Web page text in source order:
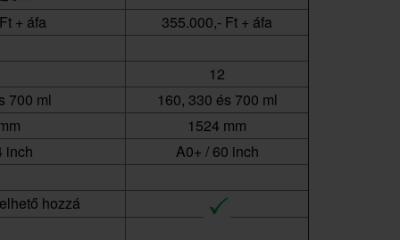
+ áfa 355.000,- Ft + áfa
12
700 ml
160, 330 és 700 ml
1524 mm
inch A0+ / 60 inch
hozzá